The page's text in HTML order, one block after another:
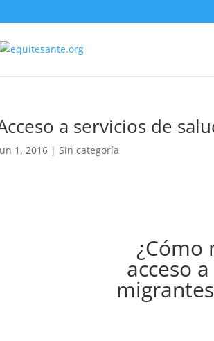
a servicios de
1, 2016 | Sin categoría
¿Cómo
acceso